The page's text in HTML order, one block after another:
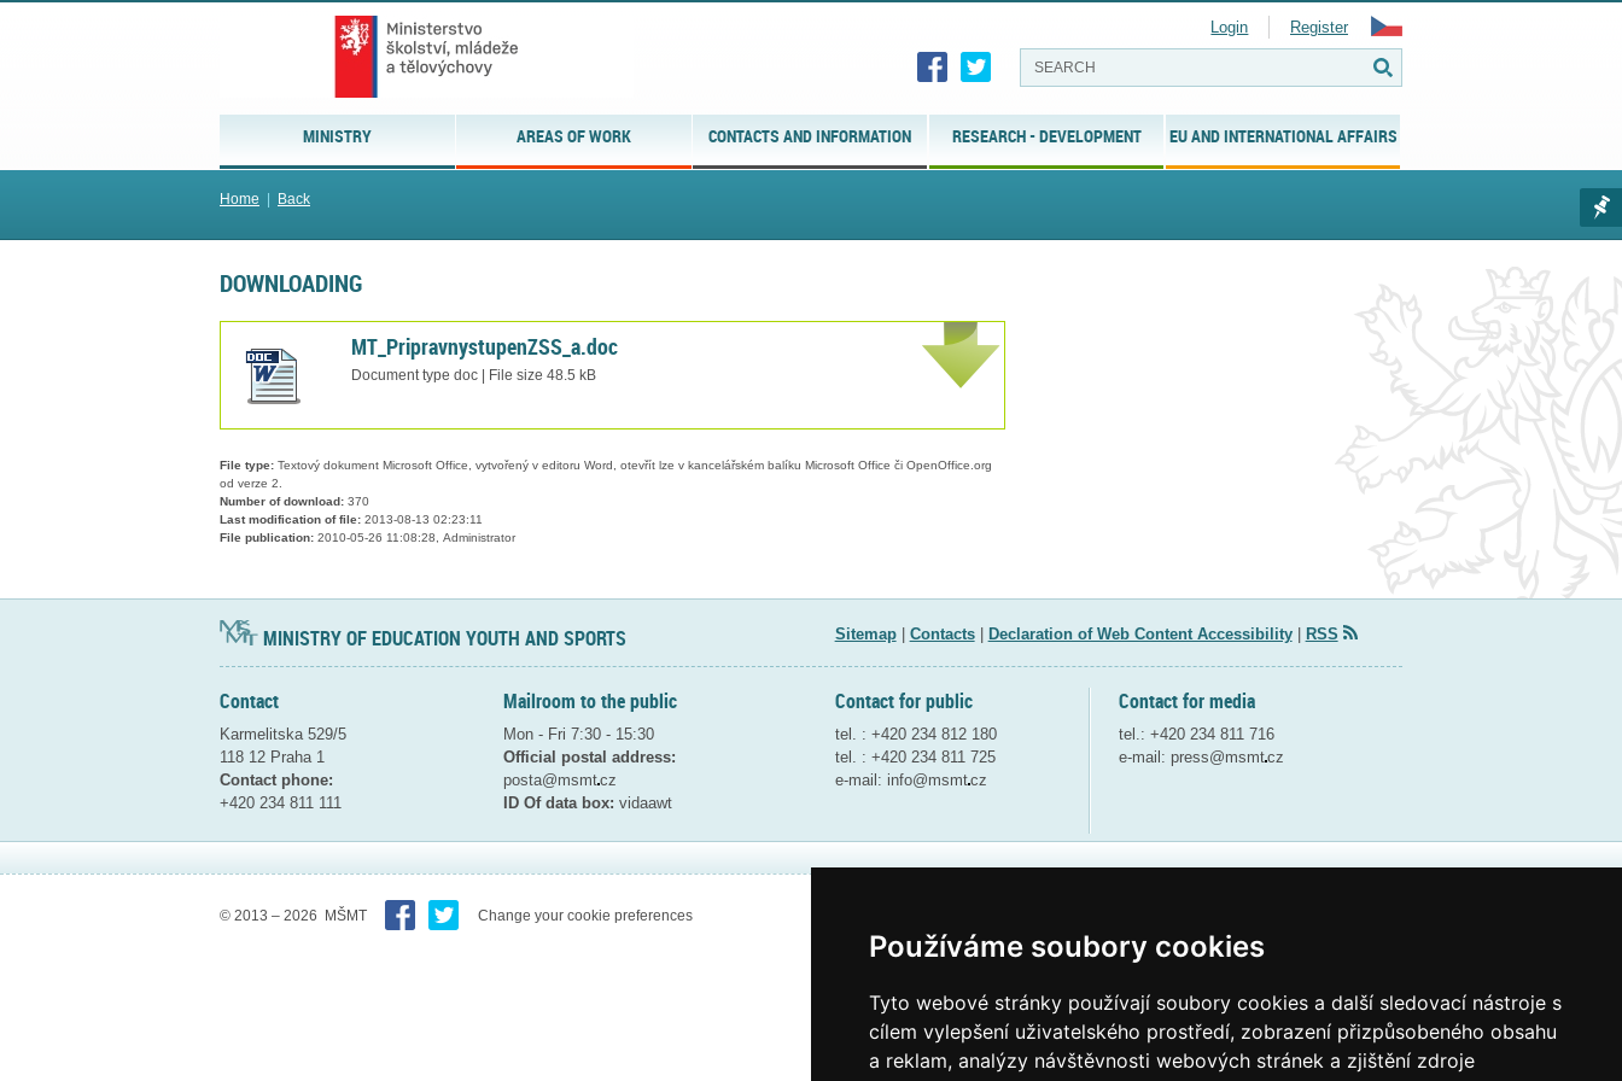
Používáme soubory cookies
Tyto webové stránky používají soubory cookies a další sledovací nástroje s
cílem vylepšení uživatelského prostředí, zobrazení přizpůsobeného obsahu
a reklam, analýzy návštěvnosti webových stránek a zjištění zdroje
MINISTRY AREAS OF WORK CONTACTS AND INFORMATION RESEARCH - DEVELOPMENT EU AND INTERNATIONAL AFFAIRS
Login Register
Home Back
DOWNLOADING
MT_PripravnystupenZSS_a.doc
Document type doc | File size 48.5 kB
File type: Textový dokument Microsoft Office, vytvořený v editoru Word, otevřít lze v kancelářském balíku Microsoft Office či OpenOffice.org
od verze 2.
Number of download: 370
Last modification of file: 2013-08-13 02:23:11
File publication: 2010-05-26 11:08:28, Administrator
MINISTRY OF EDUCATION YOUTH AND SPORTS Sitemap| Contacts| Declaration of Web Content Accessibility| RSS
Contact
Karmelitska 529/5
118 12 Praha 1
Contact phone:
+420 234 811 111
Mailroom to the public
Mon - Fri 7:30 - 15:30
Official postal address:
posta@msmtcz
ID Of data box: vidaawt
Contact for media
tel.: +420 234 811 716
e-mail: press@msmtcz
Contact for public
tel. : +420 234 812 180
tel. : +420 234 811 725
e-mail: info@msmtcz
© 2013 – 2026 MŠMT Change your cookie preferences